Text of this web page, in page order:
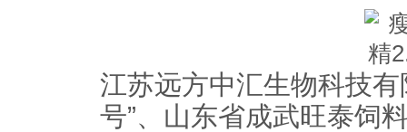
江苏远方中汇生物科技
号”、山东省成武旺泰饲